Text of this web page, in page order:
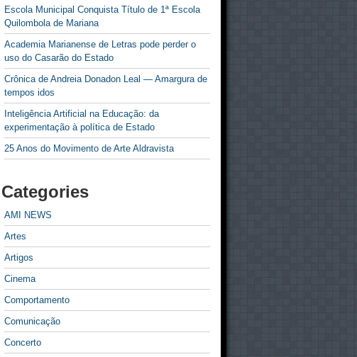
Escola Municipal Conquista Título de 1ª Escola
Quilombola de Mariana
Academia Marianense de Letras pode perder o
uso do Casarão do Estado
Crônica de Andreia Donadon Leal — Amargura de
tempos idos
Inteligência Artificial na Educação: da
experimentação à política de Estado
25 Anos do Movimento de Arte Aldravista
Categories
AMI NEWS
Artes
Artigos
Cinema
Comportamento
Comunicação
Concerto